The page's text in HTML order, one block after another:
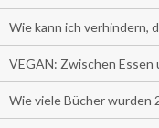
Wie kann ich verhindern,
VEGAN: Zwischen Essen
Wie viele Bücher wurden